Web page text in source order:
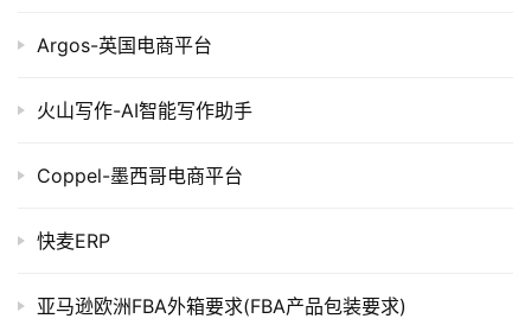
Argos-英国电商平台
火山写作-AI智能写作助手
Coppel-墨西哥电商平台
快麦ERP
亚马逊欧洲FBA外箱要求(FBA产品包装要求)